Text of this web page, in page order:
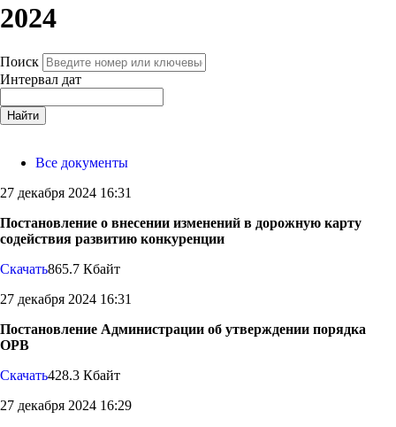
2024
Поиск
Интервал дат
Найти
Все документы
27 декабря 2024 16:31
Постановление о внесении изменений в дорожную карту
содействия развитию конкуренции
Скачать865.7 Кбайт
27 декабря 2024 16:31
Постановление Администрации об утверждении порядка
ОРВ
Скачать428.3 Кбайт
27 декабря 2024 16:29